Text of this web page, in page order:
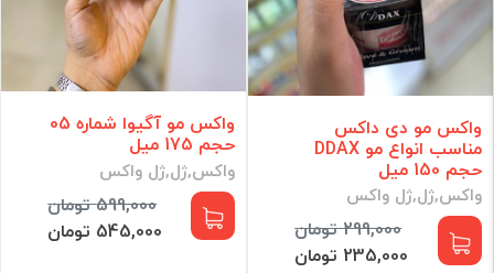
واکس مو دی داکس
مناسب انواع مو DDAX
حجم 150 میل
واکس,ژل,ژل واکس
299,000 تومان
235,000 تومان
واکس مو آگیوا شماره 05
حجم 175 میل
واکس,ژل,ژل واکس
599,000 تومان
545,000 تومان